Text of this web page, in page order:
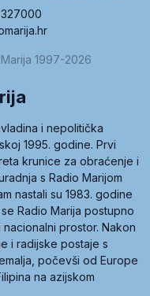
1997-2026
i nepolitička
1995. godine. Prvi
krunice za obraćenje i
s Radio Marijom
nastali su 1983. godine
Radio Marija postupno
prostor. Nakon
i radijske postaje s
počevši od Europe
na azijskom